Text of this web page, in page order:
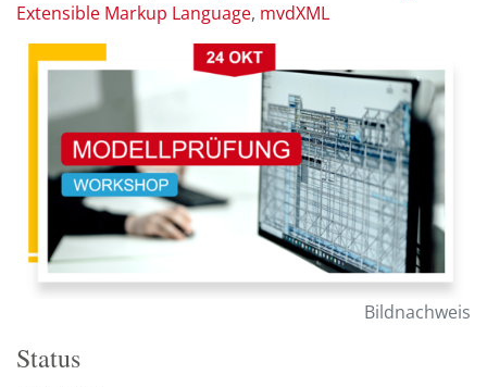
Extensible Markup Language mvdXML
Bildnachweis
Status